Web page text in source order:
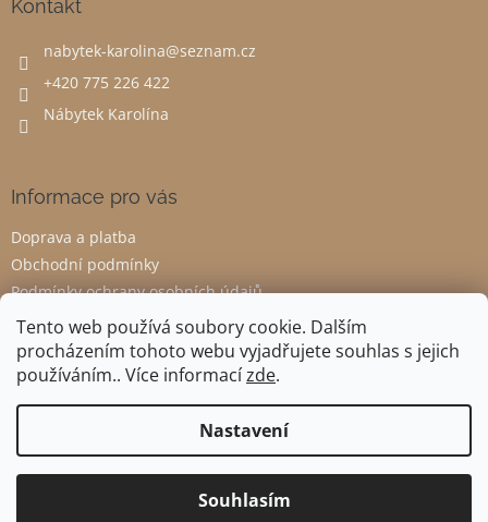
Tento web používá soubory cookie. Dalším
procházením tohoto webu vyjadřujete souhlas s jejich
používáním.. Více informacízde.
Nastavení
Souhlasím
Kontakt
nabytek-karolina@seznam.cz
+420 775 226 422
Nábytek Karolína
Informace pro vás
Doprava a platba
Obchodní podmínky
Podmínky ochrany osobních údajů
Odstoupení od smlouvy
Copyright 2026Nábytek Karolína. Všechna práva vyhrazena.
Upravit nastavení cookies